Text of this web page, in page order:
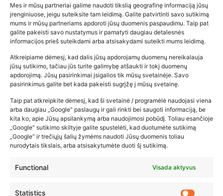
Mes ir mūsų partneriai galime naudoti tikslią geografinę informaciją jūsų
įrenginiuose, jeigu suteiksite tam leidimą. Galite patvirtinti savo sutikimą
mums ir mūsų partneriams apdoroti jūsų duomenis paspaudimu. Taip pat
galite pakeisti savo nustatymus ir pamatyti daugiau detalesnės
informacijos prieš suteikdami arba atsisakydami suteikti mums leidimą.
Atkreipiame dėmesį, kad dalis jūsų apdorojamų duomenų nereikalauja
jūsų sutikimo, tačiau jūs turite galimybę atšaukti ir tokį duomenų
apdorojimą. Jūsų pasirinkimai įsigalios tik mūsų svetainėje. Savo
pasirinkimus galite bet kada pakeisti sugrįžę į mūsų svetainę.
Taip pat atkreipkite dėmesį, kad ši svetainė / programėlė naudojasi viena
arba daugiau „Google“ paslaugų ir gali rinkti bei saugoti informaciją, be
kita ko, apie Jūsų apsilankymą arba naudojimosi pobūdį. Toliau esančioje
„Google“ sutikimo skiltyje galite spustelėti, kad duotumėte sutikimą
„Google“ ir trečiųjų šalių žymėms naudoti Jūsų duomenis toliau
nurodytais tikslais, arba atsisakytumėte duoti šį sutikimą.
Functional Visada aktyvus
Statistics
Populiariausios parduotuvės
kūdikių tyrelės –…
2026-02-22